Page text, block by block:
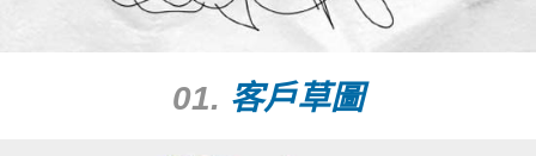
01. 客戶草圖